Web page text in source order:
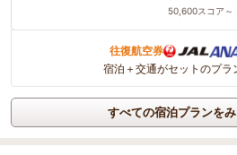
50,600スコア～
往復航空券
宿泊＋交通がセットのプラ
すべての宿泊プランをみ